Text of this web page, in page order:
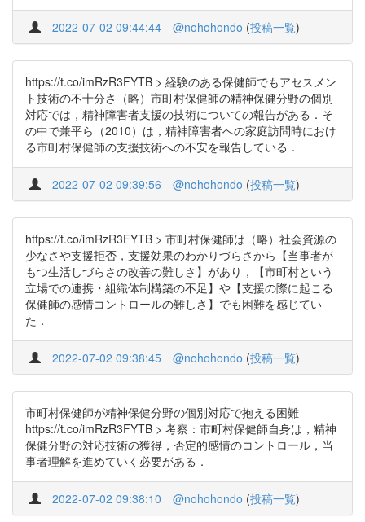
2022-07-02 09:44:44 @nohohondo (投稿一覧)
https://t.co/imRzR3FYTB > 経験のある保健師でもアセスメン
ト技術の不十分さ（略）市町村保健師の精神保健分野の個別
対応では，精神障害者支援の技術についての報告がある．そ
の中で兼平ら（2010）は，精神障害者への家庭訪問時におけ
る市町村保健師の支援技術への不安を報告している．
2022-07-02 09:39:56 @nohohondo (投稿一覧)
https://t.co/imRzR3FYTB > 市町村保健師は（略）社会資源の
少なさや支援拒否，支援効果のわかりづらさから【当事者が
もつ生活しづらさの改善の難しさ】があり，【市町村という
立場での連携・組織体制構築の不足】や【支援の際に起こる
保健師の感情コントロールの難しさ】でも困難を感じてい
た．
2022-07-02 09:38:45 @nohohondo (投稿一覧)
市町村保健師が精神保健分野の個別対応で抱える困難
https://t.co/imRzR3FYTB > 考察：市町村保健師自身は，精神
保健分野の対応技術の獲得，否定的感情のコントロール，当
事者理解を進めていく必要がある．
2022-07-02 09:38:10 @nohohondo (投稿一覧)